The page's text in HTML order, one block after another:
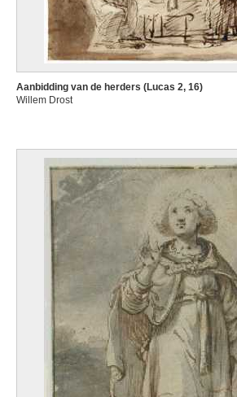
Aanbidding van de herders (Lucas 2, 16)
Willem Drost